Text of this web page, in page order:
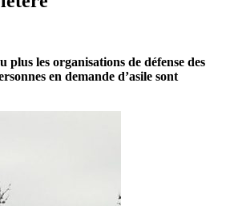
les organisations de défense des
en demande d’asile sont